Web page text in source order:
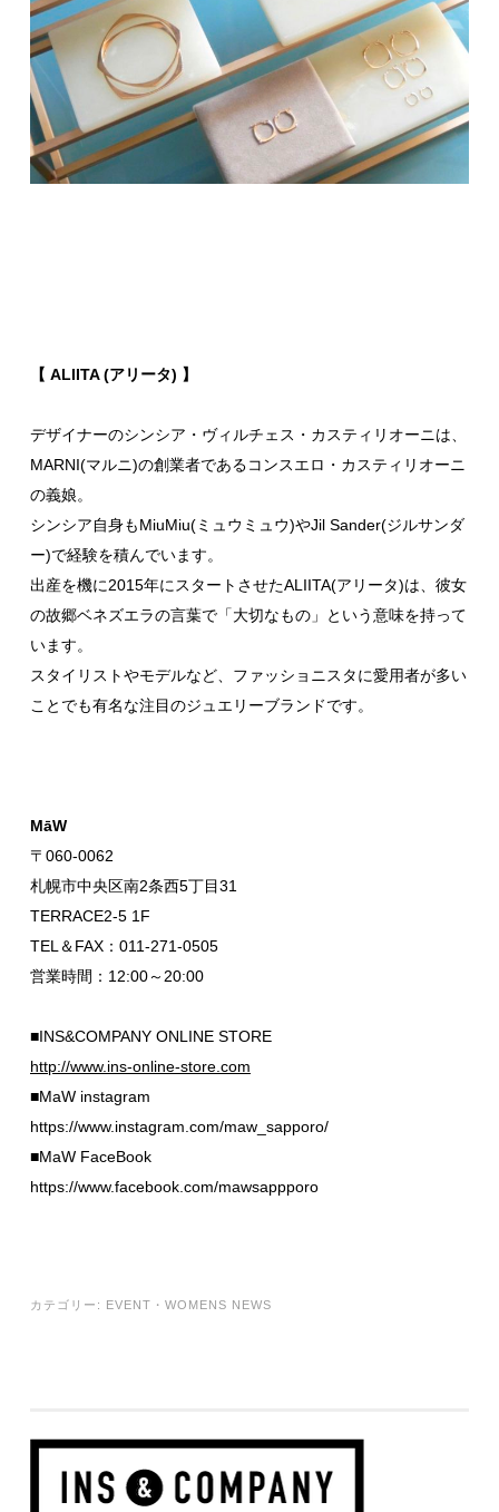
【 ALIITA (アリータ) 】
デザイナーのシンシア・ヴィルチェス・カスティリオーニは、
MARNI(マルニ)の創業者であるコンスエロ・カスティリオーニ
の義娘。
シンシア自身もMiuMiu(ミュウミュウ)やJil Sander(ジルサンダ
ー)で経験を積んでいます。
出産を機に2015年にスタートさせたALIITA(アリータ)は、彼女
の故郷ベネズエラの言葉で「大切なもの」という意味を持って
います。
スタイリストやモデルなど、ファッショニスタに愛用者が多い
ことでも有名な注目のジュエリーブランドです。
MāW
〒060-0062
札幌市中央区南2条西5丁目31
TERRACE2-5 1F
TEL＆FAX：011-271-0505
営業時間：12:00～20:00
■INS&COMPANY ONLINE STORE
http://www.ins-online-store.com
■MaW instagram
https://www.instagram.com/maw_sapporo/
■MaW FaceBook
https://www.facebook.com/mawsappporo
カテゴリー: EVENT ・ WOMENS NEWS